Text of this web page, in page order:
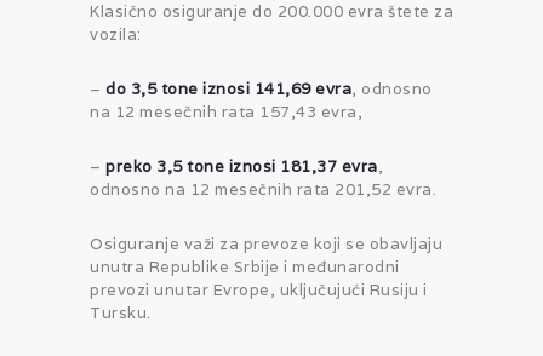
Klasično osiguranje do 200.000 evra štete za
vozila:
– do 3,5 tone iznosi 141,69 evra, odnosno
na 12 mesečnih rata 157,43 evra,
– preko 3,5 tone iznosi 181,37 evra,
odnosno na 12 mesečnih rata 201,52 evra.
Osiguranje važi za prevoze koji se obavljaju
unutra Republike Srbije i međunarodni
prevozi unutar Evrope, uključujući Rusiju i
Tursku.